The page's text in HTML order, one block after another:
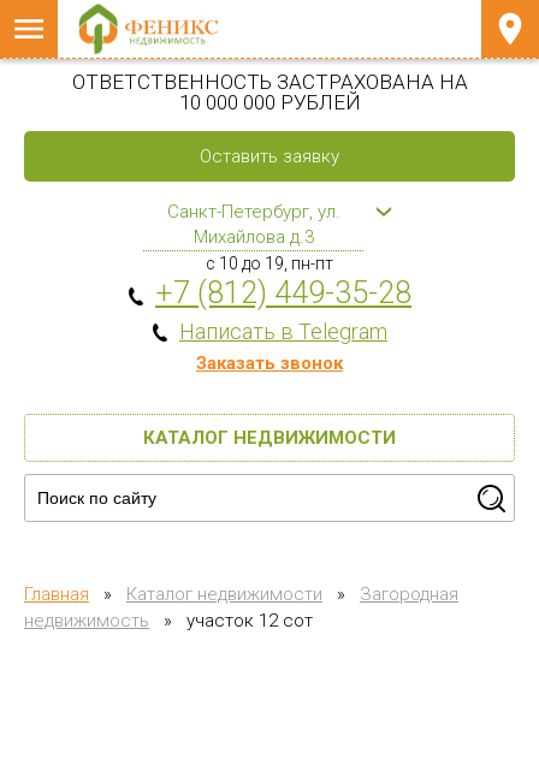
ОТВЕТСТВЕННОСТЬ ЗАСТРАХОВАНА НА
10 000 000 РУБЛЕЙ
Оставить заявку
Санкт-Петербург, ул.
Михайлова д.3
с 10 до 19, пн-пт
+7 (812) 449-35-28
Написать в Telegram
Заказать звонок
КАТАЛОГ НЕДВИЖИМОСТИ
Главная » Каталог недвижимости »
Загородная
недвижимость
» участок 12 сот